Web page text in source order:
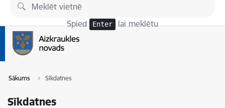
Pāriet uz lapas saturu
Spied Enter lai meklētu
Sākums Sīkdatnes
Sīkdatnes